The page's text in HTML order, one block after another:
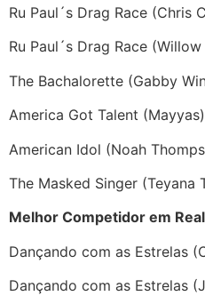
Ru Paul´s Drag Race (Chris
Ru Paul´s Drag Race
The Bachalorette (Gabby
America Got Talent (Mayyas)
American Idol (Noah
The Masked Singer (Teyana
Melhor Competidor em
Dançando com as Estrelas
Dançando com as Estrelas